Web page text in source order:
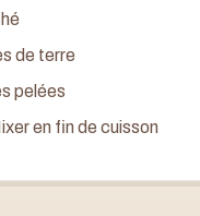
de terre
pelées
en fin de cuisson